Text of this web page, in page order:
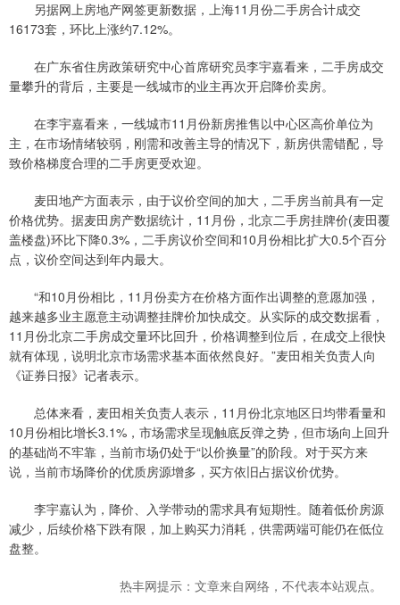
另据网上房地产网签更新数据，上海11月份二手房合计成交
16173套，环比上涨约7.12%。
在广东省住房政策研究中心首席研究员李宇嘉看来，二手房成交
量攀升的背后，主要是一线城市的业主再次开启降价卖房。
在李宇嘉看来，一线城市11月份新房推售以中心区高价单位为
主，在市场情绪较弱，刚需和改善主导的情况下，新房供需错配，导
致价格梯度合理的二手房更受欢迎。
麦田地产方面表示，由于议价空间的加大，二手房当前具有一定
价格优势。据麦田房产数据统计，11月份，北京二手房挂牌价(麦田覆
盖楼盘)环比下降0.3%，二手房议价空间和10月份相比扩大0.5个百分
点，议价空间达到年内最大。
“和10月份相比，11月份卖方在价格方面作出调整的意愿加强，
越来越多业主愿意主动调整挂牌价加快成交。从实际的成交数据看，
11月份北京二手房成交量环比回升，价格调整到位后，在成交上很快
就有体现，说明北京市场需求基本面依然良好。”麦田相关负责人向
《证券日报》记者表示。
总体来看，麦田相关负责人表示，11月份北京地区日均带看量和
10月份相比增长3.1%，市场需求呈现触底反弹之势，但市场向上回升
的基础尚不牢靠，当前市场仍处于“以价换量”的阶段。对于买方来
说，当前市场降价的优质房源增多，买方依旧占据议价优势。
李宇嘉认为，降价、入学带动的需求具有短期性。随着低价房源
减少，后续价格下跌有限，加上购买力消耗，供需两端可能仍在低位
盘整。
热丰网提示：文章来自网络，不代表本站观点。